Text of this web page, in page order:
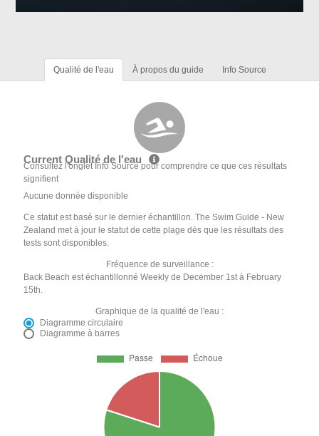
Qualité de l'eau À propos du guide Info Source
Current Qualité de l'eau
Consultez l'onglet Info Source pour comprendre ce que ces résultats
signifient
Aucune donnée disponible
Ce statut est basé sur le dernier échantillon. The Swim Guide - New
Zealand met à jour le statut de cette plage dès que les résultats des
tests sont disponibles.
Fréquence de surveillance :
Back Beach est échantillonné Weekly de December 1st à February
15th.
Graphique de la qualité de l'eau :
Diagramme circulaire
Diagramme à barres